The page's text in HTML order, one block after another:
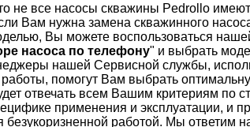
не все насосы скважины Pedrollo
Вам нужна замена скважинного
Вы можете воспользоваться
насоса по телефону" и выбрать
нашей Сервисной службы,
помогут Вам выбрать
отвечать всем Вашим критериям по
применения и эксплуатации, и
безукоризненной работой. Мы ответим